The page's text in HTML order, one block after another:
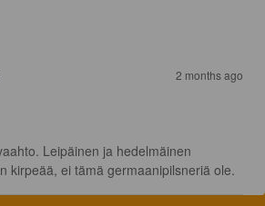
2 months ago
Leipäinen ja hedelmäinen
kirpeää, ei tämä germaanipilsneriä ole.